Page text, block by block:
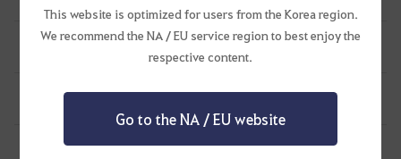
This website is optimized for users from the Korea region.
We recommend the NA / EU service region to best enjoy the
respective content.
Go to the NA / EU website
[하이퍼부스트] 보상으로 들어온게 제대로 들어온게 맞나요?
일거에척결 1 일 전